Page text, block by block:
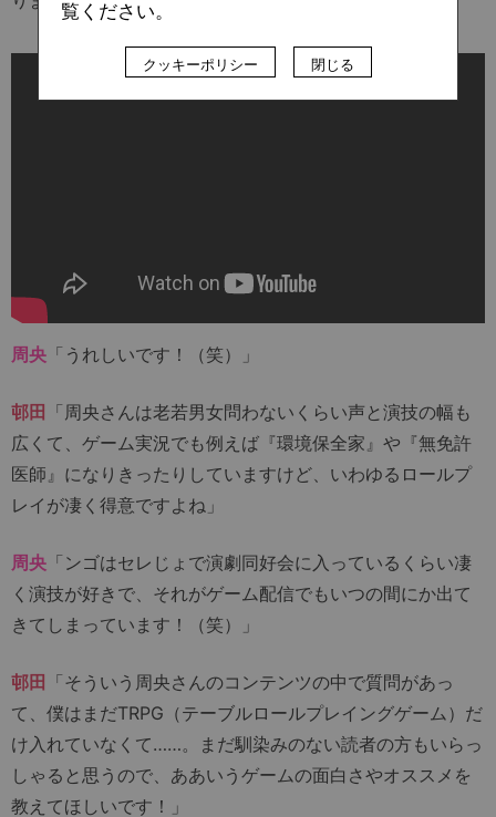
周央 「うれしいです！（笑）」
邨田 「周央さんは老若男女問わないくらい声と演技の幅も
広くて、ゲーム実況でも例えば『環境保全家』や『無免許
医師』になりきったりしていますけど、いわゆるロールプ
レイが凄く得意ですよね」
周央 「ンゴはセレじょで演劇同好会に入っているくらい凄
く演技が好きで、それがゲーム配信でもいつの間にか出て
きてしまっています！（笑）」
邨田 「そういう周央さんのコンテンツの中で質問があっ
て、僕はまだTRPG（テーブルロールプレイングゲーム）だ
け入れていなくて……。まだ馴染みのない読者の方もいらっ
しゃると思うので、ああいうゲームの面白さやオススメを
教えてほしいです！」
覧ください。
クッキーポリシー 閉じる